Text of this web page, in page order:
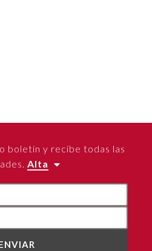
boletín y recibe todas las
Alta